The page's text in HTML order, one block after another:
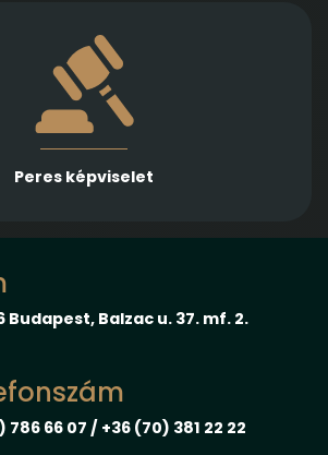
Peres képviselet
jogterületen nyújtunk rutinos
és másodfokon, városi/kerületi és
megyei, valamint ítélőtáblák előtt
Budapest, Balzac u. 37. mf. 2.
786 66 07 / +36 (70) 381 22 22